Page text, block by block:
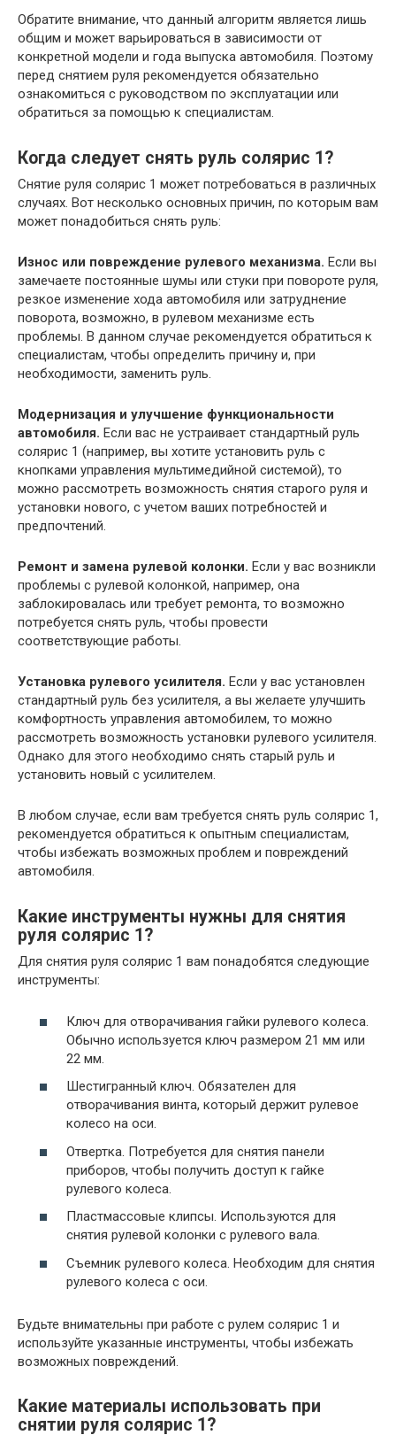
Обратите внимание, что данный алгоритм является лишь
общим и может варьироваться в зависимости от
конкретной модели и года выпуска автомобиля. Поэтому
перед снятием руля рекомендуется обязательно
ознакомиться с руководством по эксплуатации или
обратиться за помощью к специалистам.
Когда следует снять руль солярис 1?
Снятие руля солярис 1 может потребоваться в различных
случаях. Вот несколько основных причин, по которым вам
может понадобиться снять руль:
Износ или повреждение рулевого механизма. Если вы
замечаете постоянные шумы или стуки при повороте руля,
резкое изменение хода автомобиля или затруднение
поворота, возможно, в рулевом механизме есть
проблемы. В данном случае рекомендуется обратиться к
специалистам, чтобы определить причину и, при
необходимости, заменить руль.
Модернизация и улучшение функциональности
автомобиля. Если вас не устраивает стандартный руль
солярис 1 (например, вы хотите установить руль с
кнопками управления мультимедийной системой), то
можно рассмотреть возможность снятия старого руля и
установки нового, с учетом ваших потребностей и
предпочтений.
Ремонт и замена рулевой колонки. Если у вас возникли
проблемы с рулевой колонкой, например, она
заблокировалась или требует ремонта, то возможно
потребуется снять руль, чтобы провести
соответствующие работы.
Установка рулевого усилителя. Если у вас установлен
стандартный руль без усилителя, а вы желаете улучшить
комфортность управления автомобилем, то можно
рассмотреть возможность установки рулевого усилителя.
Однако для этого необходимо снять старый руль и
установить новый с усилителем.
В любом случае, если вам требуется снять руль солярис 1,
рекомендуется обратиться к опытным специалистам,
чтобы избежать возможных проблем и повреждений
автомобиля.
Какие инструменты нужны для снятия
руля солярис 1?
Для снятия руля солярис 1 вам понадобятся следующие
инструменты:
Ключ для отворачивания гайки рулевого колеса.
Обычно используется ключ размером 21 мм или
22 мм.
Шестигранный ключ. Обязателен для
отворачивания винта, который держит рулевое
колесо на оси.
Отвертка. Потребуется для снятия панели
приборов, чтобы получить доступ к гайке
рулевого колеса.
Пластмассовые клипсы. Используются для
снятия рулевой колонки с рулевого вала.
Съемник рулевого колеса. Необходим для снятия
рулевого колеса с оси.
Будьте внимательны при работе с рулем солярис 1 и
используйте указанные инструменты, чтобы избежать
возможных повреждений.
Какие материалы использовать при
снятии руля солярис 1?